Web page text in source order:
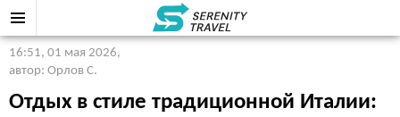
16:51, 01 мая 2026,
автор: Орлов С.
Отдых в стиле традиционной Италии: